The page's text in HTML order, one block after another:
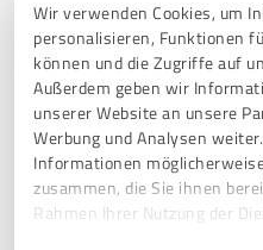
Wir verwenden Cookies, um
personalisieren, Funktionen
können und die Zugriffe auf
Außerdem geben wir
unserer Website an unsere
Werbung und Analysen
Informationen
zusammen, die Sie ihnen
Rahmen Ihrer Nutzung der
13.05.2026 M.
Kommentar von
Vielen Dank für Ihr
uns zu hören, dass der
Augsburg schnell und
Sie mit unserem Team
Empfehlung wissen wir